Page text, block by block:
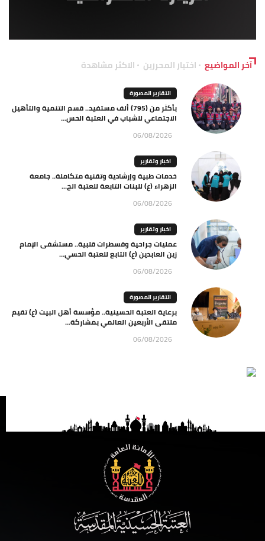
آخر المواضيع اختيار المحررين الاكثر مشاهدة
التقارير المصورة
بأكثر من (795) ألف مستفيد.. قسم التنمية والتأهيل
الاجتماعي للشباب في العتبة الحس...
06/08/2026
اخبار وتقارير
خدمات طبية وإرشادية وتقنية متكاملة.. جامعة
الزهراء (ع) للبنات التابعة للعتبة الح...
06/08/2026
اخبار وتقارير
عمليات جراحية وقسطرات قلبية.. مستشفى الإمام
زين العابدين (ع) التابع للعتبة الحسي...
06/08/2026
التقارير المصورة
برعاية العتبة الحسينية.. مؤسسة أهل البيت (ع) تقيم
ملتقى الأربعين العالمي بمشاركة...
06/08/2026